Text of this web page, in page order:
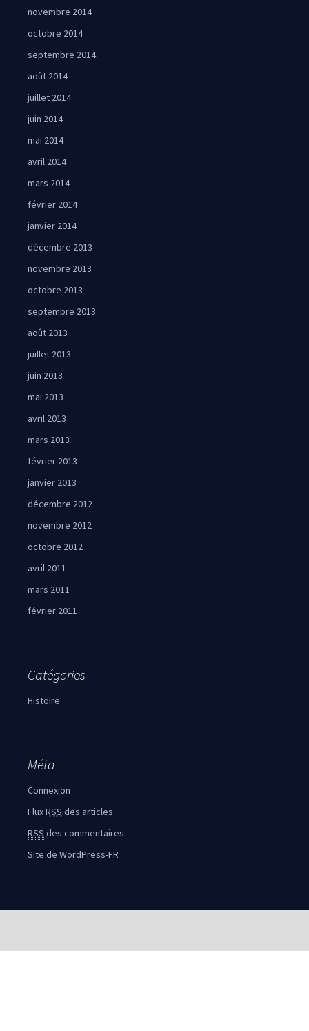
novembre 2014
octobre 2014
septembre 2014
août 2014
juillet 2014
juin 2014
mai 2014
avril 2014
mars 2014
février 2014
janvier 2014
décembre 2013
novembre 2013
octobre 2013
septembre 2013
août 2013
juillet 2013
juin 2013
mai 2013
avril 2013
mars 2013
février 2013
janvier 2013
décembre 2012
novembre 2012
octobre 2012
avril 2011
mars 2011
février 2011
Catégories
Histoire
Méta
Connexion
FluxRSS des articles
RSS des commentaires
Site de WordPress-FR